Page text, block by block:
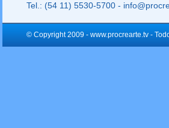
Tel.: (54 11) 5530-5700 -
© Copyright 2009 - www.procrearte.tv -